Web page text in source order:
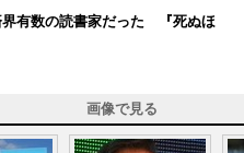
有数の読書家だった 『死ぬほ
画像で見る